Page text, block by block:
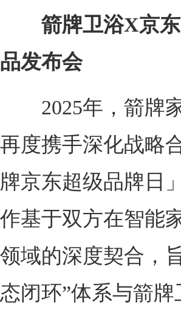
箭牌卫浴X京
品发布会
2025年，箭牌家
再度携手深化战略
牌京东超级品牌日
作基于双方在智能
领域的深度契合，
态闭环”体系与箭